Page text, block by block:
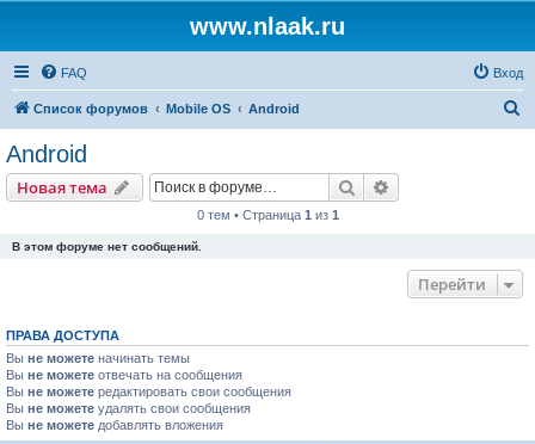
www.nlaak.ru
FAQ Вход
Список форумов Mobile OS Android
Android
Новая тема Поиск
0 тем • Страница 1 из 1
В этом форуме нет сообщений.
Перейти
ПРАВА ДОСТУПА
Вы не можете начинать темы
Вы не можете отвечать на сообщения
Вы не можете редактировать свои сообщения
Вы не можете удалять свои сообщения
Вы не можете добавлять вложения